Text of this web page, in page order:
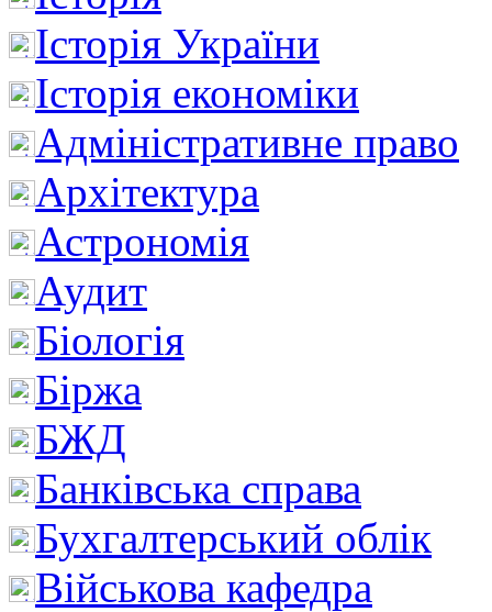
Історія України
Історія економіки
Адміністративне право
Архітектура
Астрономія
Аудит
Біологія
Біржа
БЖД
Банківська справа
Бухгалтерський облік
Військова кафедра